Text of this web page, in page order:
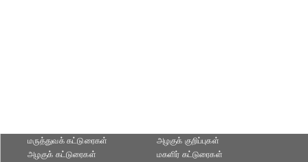
மருத்துவக் கட்டுரைகள்
அழகுக் கட்டுரைகள்
அழகுக் குறிப்புகள்
மகளிர் கட்டுரைகள்